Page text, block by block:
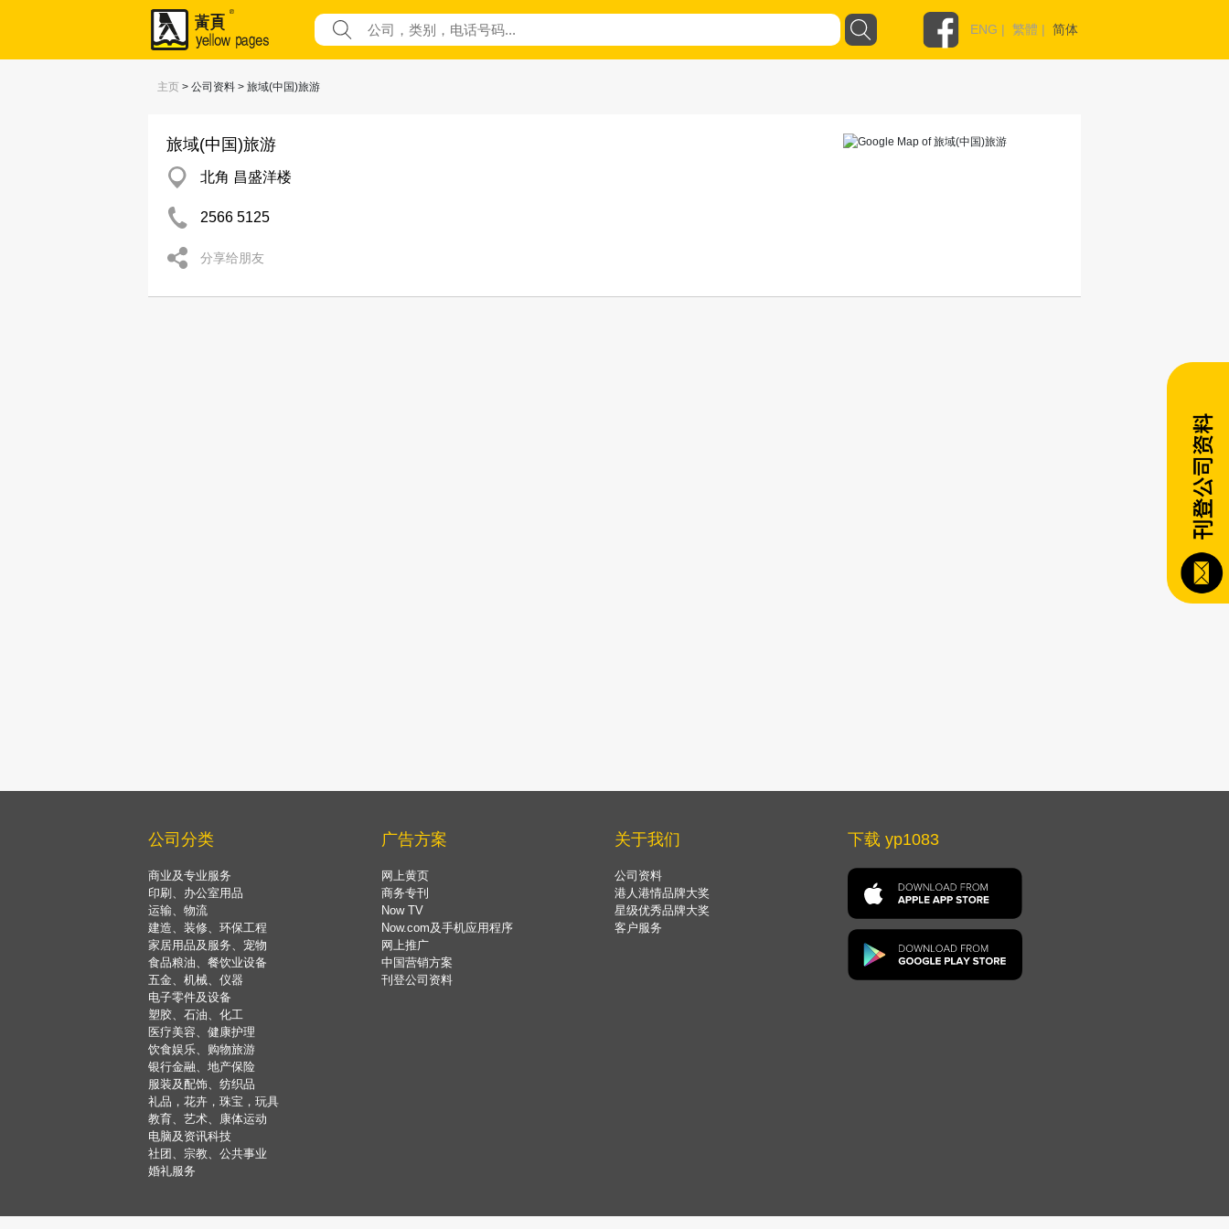
ENG | 繁體 | 简体
主页 > 公司资料 > 旅域(中国)旅游
旅域(中国)旅游
北角 昌盛洋楼
2566 5125
分享给朋友
公司分类
商业及专业服务
印刷、办公室用品
运输、物流
建造、装修、环保工程
家居用品及服务、宠物
食品粮油、餐饮业设备
五金、机械、仪器
电子零件及设备
塑胶、石油、化工
医疗美容、健康护理
饮食娱乐、购物旅游
银行金融、地产保险
服装及配饰、纺织品
礼品，花卉，珠宝，玩具
教育、艺术、康体运动
电脑及资讯科技
社团、宗教、公共事业
婚礼服务
广告方案
网上黄页
商务专刊
Now TV
Now.com及手机应用程序
网上推广
中国营销方案
刊登公司资料
关于我们
公司资料
港人港情品牌大奖
星级优秀品牌大奖
客户服务
下载 yp1083